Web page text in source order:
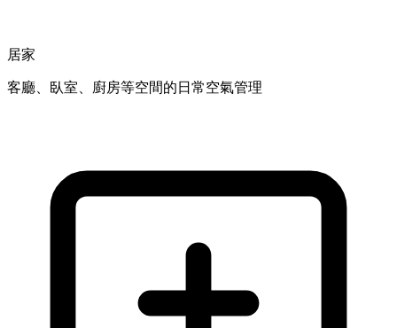
居家
客廳、臥室、廚房等空間的日常空氣管理